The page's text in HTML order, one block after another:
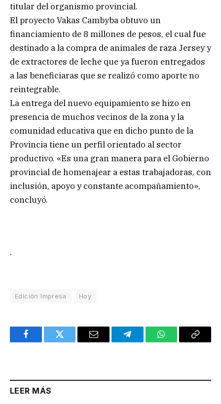
titular del organismo provincial.
El proyecto Vakas Cambyba obtuvo un
financiamiento de 8 millones de pesos, el cual fue
destinado a la compra de animales de raza Jersey y
de extractores de leche que ya fueron entregados
a las beneficiaras que se realizó como aporte no
reintegrable.
La entrega del nuevo equipamiento se hizo en
presencia de muchos vecinos de la zona y la
comunidad educativa que en dicho punto de la
Provincia tiene un perfil orientado al sector
productivo. «Es una gran manera para el Gobierno
provincial de homenajear a estas trabajadoras, con
inclusión, apoyo y constante acompañamiento»,
concluyó.
.
Edición Impresa Hoy
FacebookTwitter Email TelegramWhatsAppCopy
LEER MÁS